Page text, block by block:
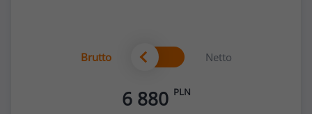
Brutto Netto
6 880 PLN